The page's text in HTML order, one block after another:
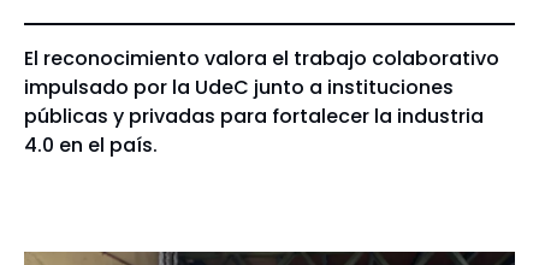
El reconocimiento valora el trabajo colaborativo
impulsado por la UdeC junto a instituciones
públicas y privadas para fortalecer la industria
4.0 en el país.